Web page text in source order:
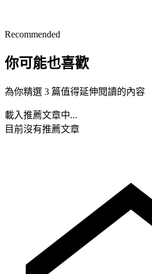
Recommended
你可能也喜歡
為你精選 3 篇值得延伸閱讀的內容
載入推薦文章中...
目前沒有推薦文章